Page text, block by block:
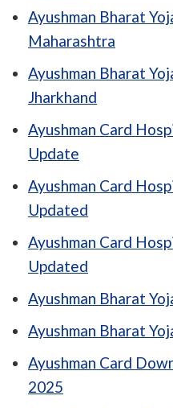
Ayushman Bharat
Maharashtra
Ayushman Bharat
Jharkhand
Ayushman Card
Update
Ayushman Card
Updated
Ayushman Card
Updated
Ayushman Bharat
Ayushman Bharat
Ayushman Card
2025